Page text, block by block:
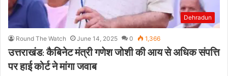
Dehradun
Round The Watch June 14, 2025 0 1,366
उत्तराखंड: कैबिनेट मंत्री गणेश जोशी की आय से अधिक संपत्ति
पर हाई कोर्ट ने मांगा जवाब